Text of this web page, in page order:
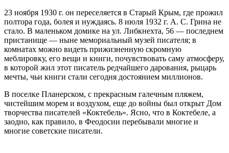
23 ноября 1930 г. он переселяется в Старый Крым, где прожил
полтора года, болея и нуждаясь. 8 июля 1932 г. А. С. Грина не
стало. В маленьком домике на ул. Либкнехта, 56 — последнем
пристанище — ныне мемориальный музей писателя; в
комнатах можно видеть прижизненную скромную
меблировку, его вещи и книги, почувствовать саму атмосферу,
в которой жил этот писатель редчайшего дарования, рыцарь
мечты, чьи книги стали сегодня достоянием миллионов.
В поселке Планерском, с прекрасным галечным пляжем,
чистейшим морем и воздухом, еще до войны был открыт Дом
творчества писателей «Коктебель». Ясно, что в Коктебеле, а
заодно, как правило, в Феодосии перебывали многие и
многие советские писатели.